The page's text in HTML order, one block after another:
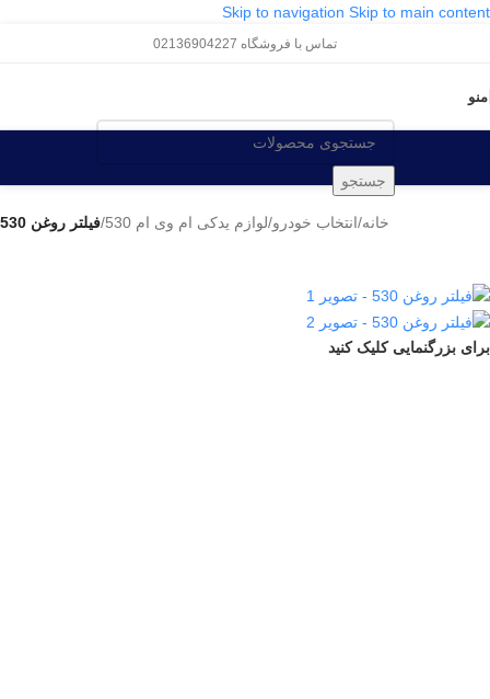
Skip to navigation Skip to main content
تماس با فروشگاه 02136904227
منو
جستجو
خانه/انتخاب خودرو/لوازم یدکی ام وی ام 530 /فیلتر روغن 530
برای بزرگنمایی کلیک کنید